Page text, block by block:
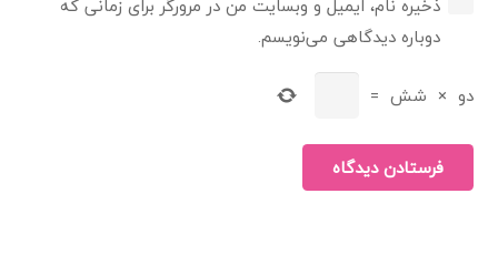
دوباره دیدگاهی می‌نویسم.
دو × شش =
فرستادن دیدگاه